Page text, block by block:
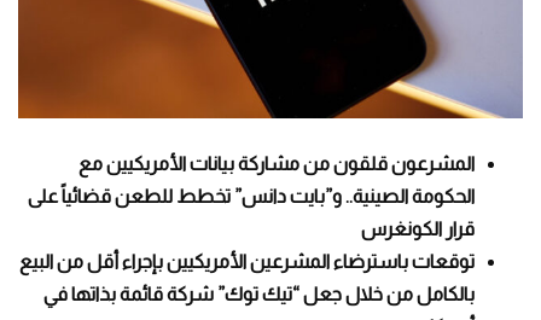
المشرعون قلقون من مشاركة بيانات الأمريكيين مع
الحكومة الصينية.. و”بايت دانس” تخطط للطعن قضائياً على
قرار الكونغرس
توقعات باسترضاء المشرعين الأمريكيين بإجراء أقل من البيع
بالكامل من خلال جعل “تيك توك” شركة قائمة بذاتها في